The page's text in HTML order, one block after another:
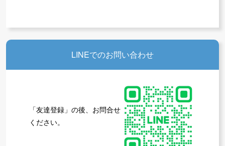
LINEでのお問い合わせ
「友達登録」の後、お問合せ
ください。